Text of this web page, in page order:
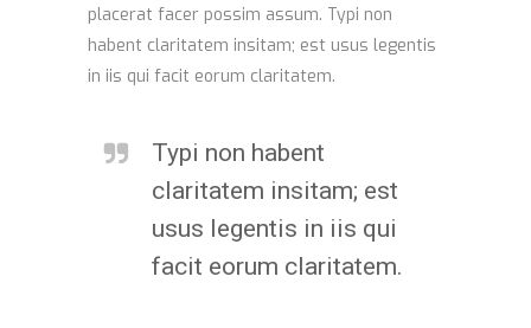
placerat facer possim assum. Typi non
habent claritatem insitam; est usus legentis
in iis qui facit eorum claritatem.
Typi non habent
claritatem insitam; est
usus legentis in iis qui
facit eorum claritatem.